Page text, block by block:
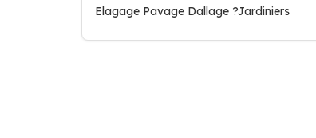
Elagage Pavage Dallage ?Jardiniers